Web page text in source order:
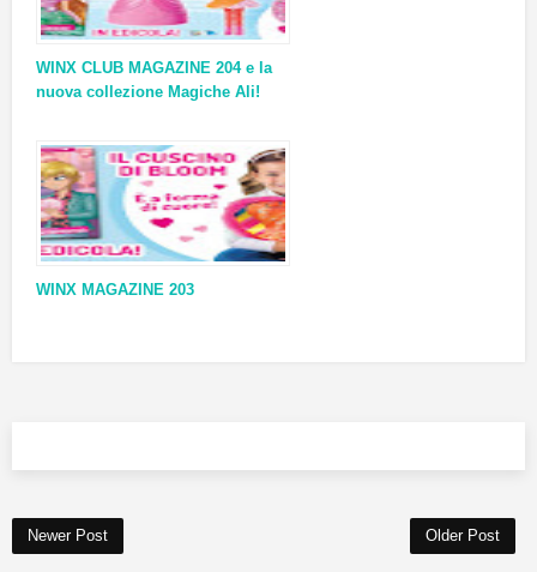
WINX CLUB MAGAZINE 204 e la
nuova collezione Magiche Ali!
WINX MAGAZINE 203
Newer Post Older Post